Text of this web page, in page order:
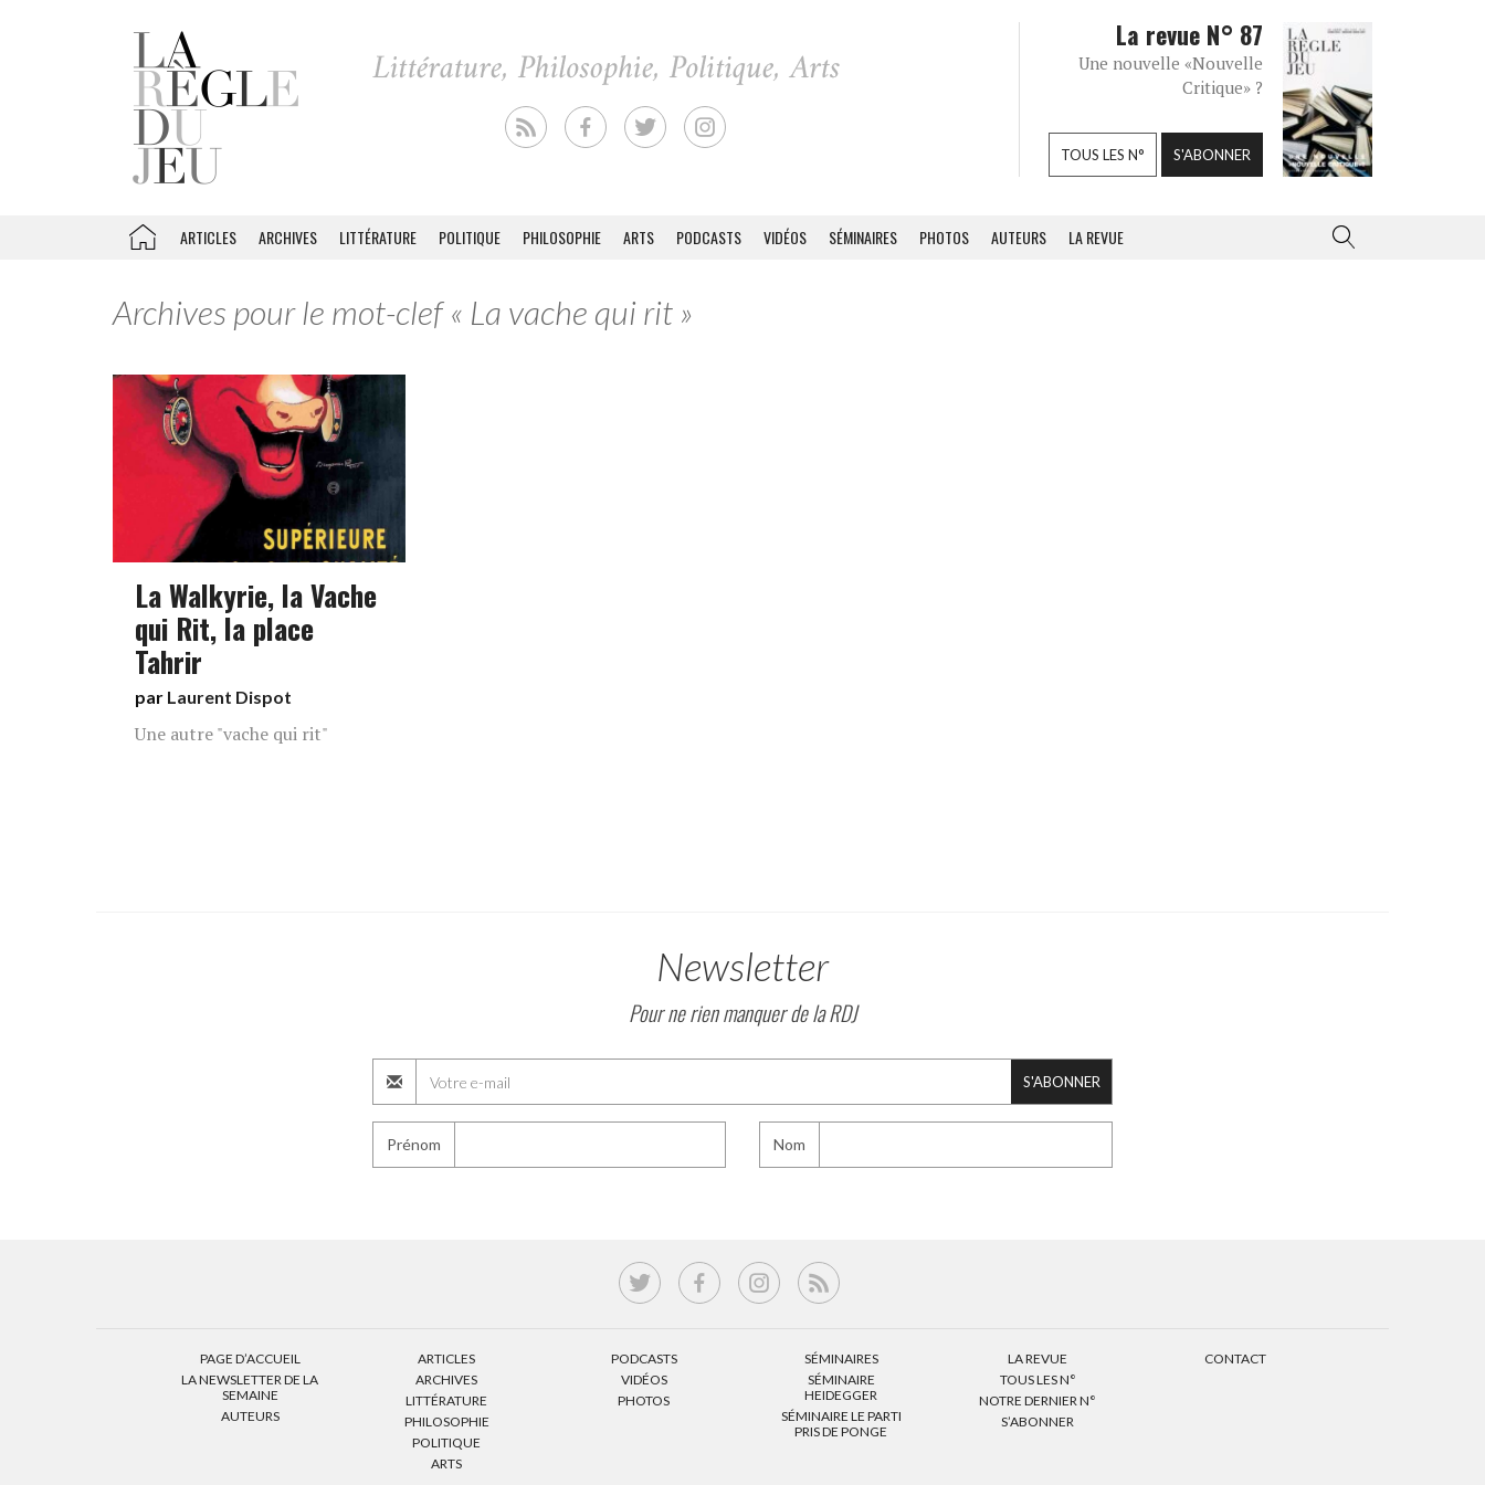
La revue N° 87
Une nouvelle «Nouvelle
Critique» ?
TOUS LES N° S'ABONNER
ARTICLES ARCHIVES LITTÉRATURE POLITIQUE PHILOSOPHIE ARTS PODCASTS VIDÉOS SÉMINAIRES PHOTOS AUTEURS LA REVUE
Archives pour le mot-clef « La vache qui rit »
La Walkyrie, la Vache
qui Rit, la place
Tahrir
par Laurent Dispot
Une autre "vache qui rit"
Newsletter
Pour ne rien manquer de la RDJ
S'ABONNER
Prénom Nom
PAGE D’ACCUEIL
LA NEWSLETTER DE LA
SEMAINE
AUTEURS
ARTICLES
ARCHIVES
LITTÉRATURE
PHILOSOPHIE
POLITIQUE
ARTS
PODCASTS
VIDÉOS
PHOTOS
SÉMINAIRES
SÉMINAIRE
HEIDEGGER
SÉMINAIRE LE PARTI
PRIS DE PONGE
LA REVUE
TOUS LES N°
NOTRE DERNIER N°
S’ABONNER
CONTACT